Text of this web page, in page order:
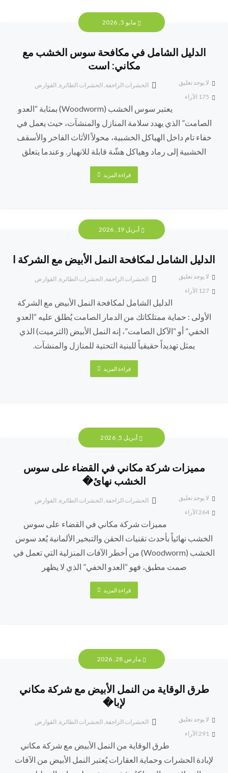
مايو 5, 2026
الدليل الشامل في مكافحة سوس الخشب مع
مكاني: است
الحشرات الزاحفة, الحشرات الطائرة, القوارض
لا يوجد تعليق
الآراء
يعتبر سوس الخشب (Woodworm) بمثابة “العدو
الصامت” الذي يهدد سلامة المنازل والمنشآت، حيث يعمل في
خفاء تام داخل الهياكل الخشبية، محولاً الأثاث الفاخر والأسقف
الخشبية إلى رماد وهياكل هشّة قابلة للانهيار. وعندما يتعلق
قراءة المزيد
أبريل 19, 2026
الدليل الشامل لمكافحة النمل الأبيض مع الشركة ا
الحشرات الزاحفة, الحشرات الطائرة, القوارض
لا يوجد تعليق
الآراء
الدليل الشامل لمكافحة النمل الأبيض مع الشركة
الأولى : حماية ممتلكاتك من الدمار الصامت يُطلق عليه “العدو
الخفي” أو “الآكل الصامت”، إنه النمل الأبيض (الترميت) الذي
يمثل تهديداً حقيقياً للبنية التحتية للمنازل والمنشآت.
قراءة المزيد
أبريل 5, 2026
مميزات شركة مكاني في القضاء على سوس
الخشب نهائ�
الحشرات الزاحفة, الحشرات الطائرة, القوارض
لا يوجد تعليق
الآراء
مميزات شركة مكاني في القضاء على سوس
الخشب نهائياً بأحدث تقنيات الحقن والتبخير الألمانية يُعد سوس
الخشب (Woodworm) من أخطر الآفات المنزلية التي تعمل في
صمت مطبق، فهو “العدو الخفي” الذي لا يظهر
قراءة المزيد
مارس 28, 2026
طرق الوقاية من النمل الأبيض مع شركة مكاني
لإبا�
الحشرات الزاحفة, الحشرات الطائرة, القوارض
لا يوجد تعليق
الآراء
طرق الوقاية من النمل الأبيض مع شركة مكاني
لإبادة الحشرات وحماية العقارات يُعتبر النمل الأبيض من الآفات